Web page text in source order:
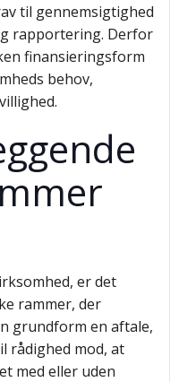
til gennemsigtighed
rapportering. Derfor
finansieringsform
behov,
er det
rammer, der
grundform en aftale,
rådighed mod, at
med eller uden